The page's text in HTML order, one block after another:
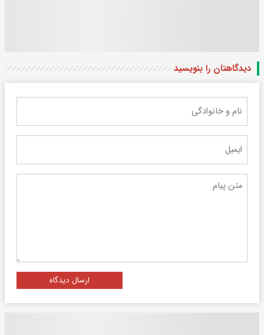
دیدگاهتان را بنویسید
ارسال دیدگاه